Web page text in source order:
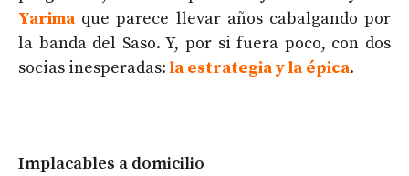
Yarimaque parece llevar años cabalgando por
la banda del Saso. Y, por si fuera poco, con dos
socias inesperadas: la estrategia y la épica.
Implacables a domicilio